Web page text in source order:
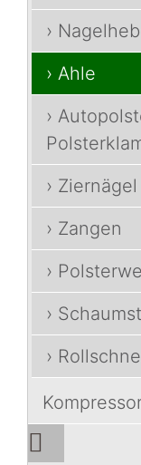
›
› Ahle
›
›
› Zangen
›
›
›